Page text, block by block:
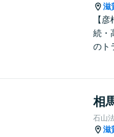
滋
【
続・
のト
相
石山
滋